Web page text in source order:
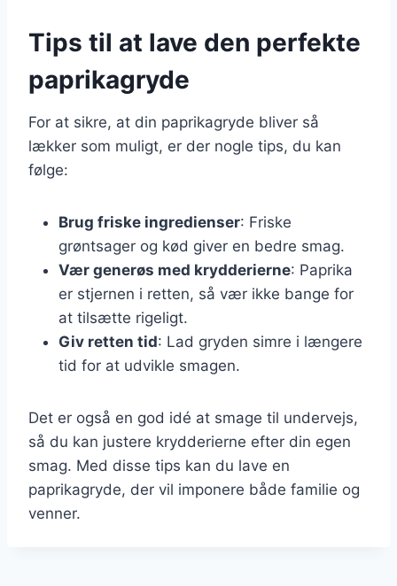
Tips til at lave den perfekte
paprikagryde
For at sikre, at din paprikagryde bliver så
lækker som muligt, er der nogle tips, du kan
følge:
Brug friske ingredienser: Friske
grøntsager og kød giver en bedre smag.
Vær generøs med krydderierne: Paprika
er stjernen i retten, så vær ikke bange for
at tilsætte rigeligt.
Giv retten tid: Lad gryden simre i længere
tid for at udvikle smagen.
Det er også en god idé at smage til undervejs,
så du kan justere krydderierne efter din egen
smag. Med disse tips kan du lave en
paprikagryde, der vil imponere både familie og
venner.